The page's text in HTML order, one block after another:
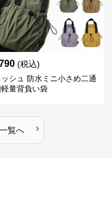
(税込)
シュ 防水ミニ小さめ二通
軽量背負い袋
一覧へ ›